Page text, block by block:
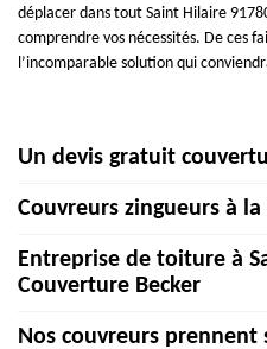
déplacer dans tout Saint Hilaire
comprendre vos nécessités. De ces
l’incomparable solution qui
Un devis gratuit
Demandez un devis vous
à préparer. De plus, il a l'avantage
professionnels sélectionnés vont
précise. Enfin, il vous restera
Couvreurs zingueurs à
Artisans de construction, les
pour bâtir ou réparer toutes
nos clients. De l’appel à
Entreprise de toiture à
Couverture Becker
Vous recherchez une entreprise de
Nos couvreurs prennent